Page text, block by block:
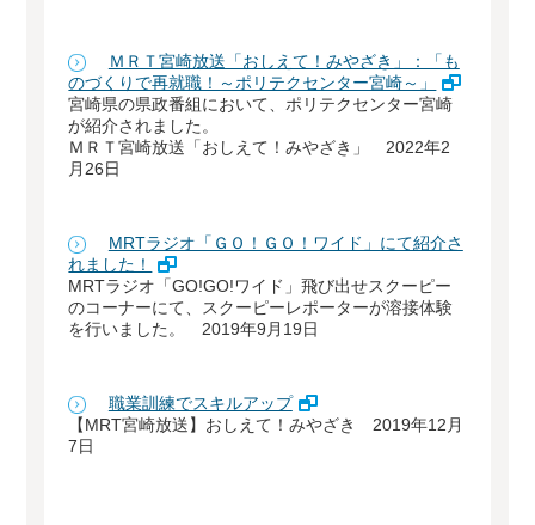
ＭＲＴ宮崎放送「おしえて！みやざき」：「も
のづくりで再就職！～ポリテクセンター宮崎～」
宮崎県の県政番組において、ポリテクセンター宮崎
が紹介されました。
ＭＲＴ宮崎放送「おしえて！みやざき」 2022年2
月26日
MRTラジオ「ＧＯ！ＧＯ！ワイド」にて紹介さ
れました！
MRTラジオ「GO!GO!ワイド」飛び出せスクーピー
のコーナーにて、スクーピーレポーターが溶接体験
を行いました。 2019年9月19日
職業訓練でスキルアップ
【MRT宮崎放送】おしえて！みやざき 2019年12月
7日